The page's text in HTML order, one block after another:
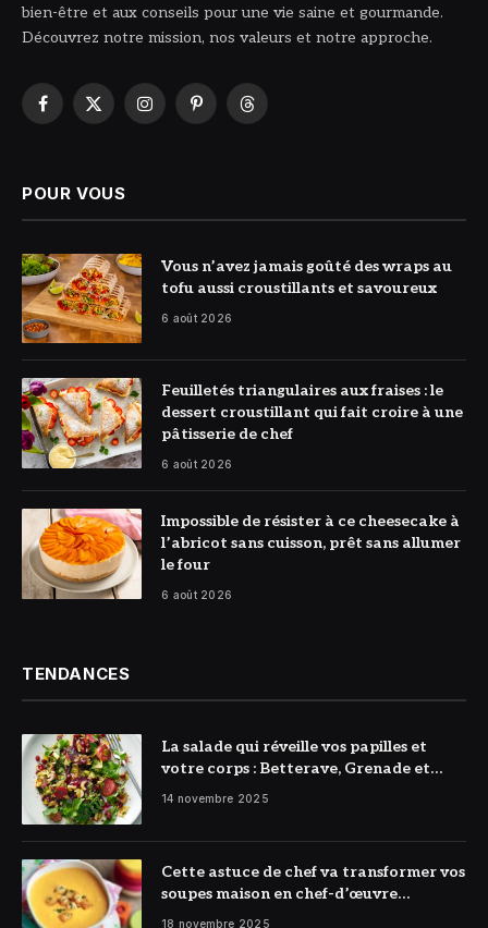
bien-être et aux conseils pour une vie saine et gourmande.
Découvrez notre mission, nos valeurs et notre approche.
Facebook
X
InstagramPinterestThreads
POUR VOUS
© DR
Vous n’avez jamais goûté des wraps au
tofu aussi croustillants et savoureux
6 août 2026
© DR
Feuilletés triangulaires aux fraises : le
dessert croustillant qui fait croire à une
pâtisserie de chef
6 août 2026
© DR
Impossible de résister à ce cheesecake à
l’abricot sans cuisson, prêt sans allumer
le four
6 août 2026
TENDANCES
La salade qui réveille vos papilles et
votre corps : Betterave, Grenade et
Citron à l’honneur
14 novembre 2025
Cette astuce de chef va transformer vos
soupes maison en chef-d’œuvre
réconfortant
18 novembre 2025